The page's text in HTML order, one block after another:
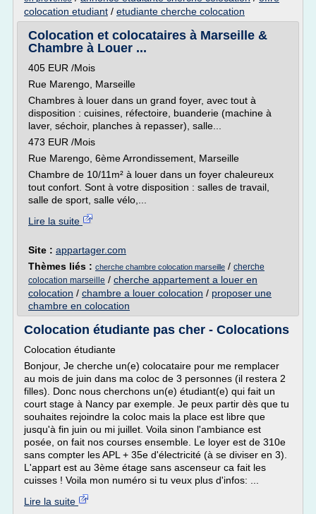
colocation etudiant / etudiante cherche colocation
Colocation et colocataires à Marseille &
Chambre à Louer ...
405 EUR /Mois
Rue Marengo, Marseille
Chambres à louer dans un grand foyer, avec tout à
disposition : cuisines, réfectoire, buanderie (machine à
laver, séchoir, planches à repasser), salle...
473 EUR /Mois
Rue Marengo, 6ème Arrondissement, Marseille
Chambre de 10/11m² à louer dans un foyer chaleureux
tout confort. Sont à votre disposition : salles de travail,
salle de sport, salle vélo,...
Lire la suite
Site : appartager.com
Thèmes liés : cherche chambre colocation marseille / cherche
colocation marseille / cherche appartement a louer en
colocation / chambre a louer colocation / proposer une
chambre en colocation
Colocation étudiante pas cher - Colocations
Colocation étudiante
Bonjour, Je cherche un(e) colocataire pour me remplacer
au mois de juin dans ma coloc de 3 personnes (il restera 2
filles). Donc nous cherchons un(e) étudiant(e) qui fait un
court stage à Nancy par exemple. Je peux partir dès que tu
souhaites rejoindre la coloc mais la place est libre que
jusqu'à fin juin ou mi juillet. Voila sinon l'ambiance est
posée, on fait nos courses ensemble. Le loyer est de 310e
sans compter les APL + 35e d'électricité (à se diviser en 3).
L'appart est au 3ème étage sans ascenseur ca fait les
cuisses ! Voila mon numéro si tu veux plus d'infos: ...
Lire la suite